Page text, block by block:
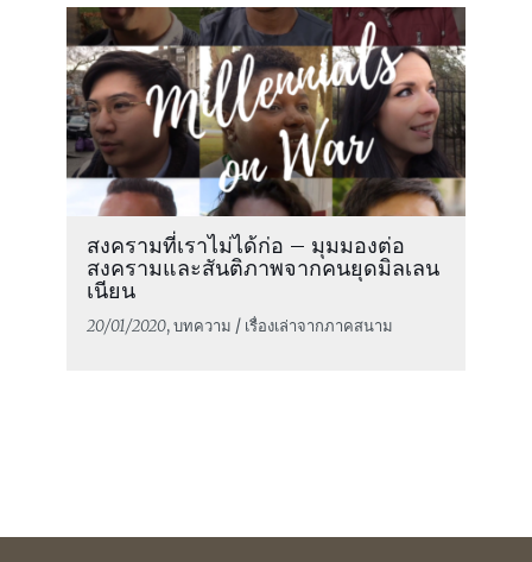
สงครามที่เราไม่ได้ก่อ – มุมมองต่อ
สงครามและสันติภาพจากคนยุดมิลเลน
เนียน
20/01/2020, บทความ / เรื่องเล่าจากภาคสนาม